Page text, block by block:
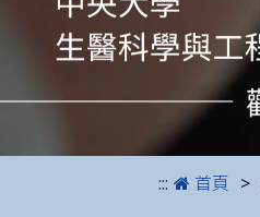
::: 首頁